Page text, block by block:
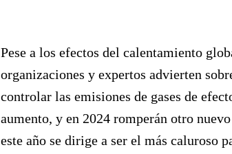
Pese a los efectos del calentamiento
organizaciones y expertos advierten
controlar las emisiones de gases de
aumento, y en 2024 romperán otro
este año se dirige a ser el más caluroso